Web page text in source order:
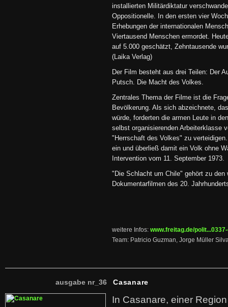
installierten Militärdiktatur
Oppositionelle. In den ersten vier
Erhebungen der internationalen
Viertausend Menschen ermordet.
auf 5.000 geschätzt, Zehntausende
(Laika Verlag)
Der Film besteht aus drei Teilen: Der
Putsch. Die Macht des Volkes.
Zentrales Thema der Filme ist die
Bevölkerung. Als sich abzeichnete,
würde, forderten die armen Leute in
selbst organisierenden Arbeiterklasse
"Herrschaft des Volkes" zu
ein und überließ damit ein Volk ohne
Intervention vom 11. September 1973.
"Die Schlacht um Chile" gehört zu den
Dokumentarfilmen des 20.
weitere Infos: www.freitag.de/
Team: Patricio Guzman, Jorge Müller
ausgabe nr_36 Casanare
In Casanare, einer